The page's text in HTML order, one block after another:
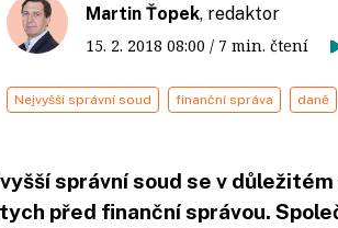
Martin Ťopek, redaktor
15. 2. 2018 08:00 / 7 min. čtení
Nejvyšší správní soud finanční správa daně
správní soud se v
před finanční správou.